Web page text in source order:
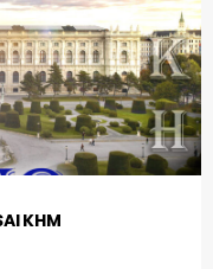
KHM